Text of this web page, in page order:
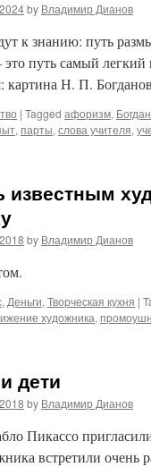
by Владимир Дианов
к знанию: путь
это путь самый
Н. П.
| Tagged афоризм,
, парты, слова учителя,
известным
by Владимир Дианов
, Деньги, Творческая кухня |
художника, промоушн
дети
by Владимир Дианов
Пикассо
встретили очень